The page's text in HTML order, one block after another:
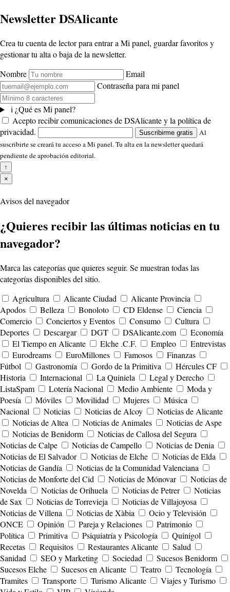
Newsletter DSAlicante
Crea tu cuenta de lector para entrar a Mi panel, guardar favoritos y
gestionar tu alta o baja de la newsletter.
Nombre
Email
Contraseña para mi panel
i¿Qué es Mi panel?
Acepto recibir comunicaciones de DSAlicante y la política de
privacidad.
Suscribirme gratis
Al
suscribirte se creará tu acceso a Mi panel. Tu alta en la newsletter quedará
pendiente de aprobación editorial.
↑
×
Avisos del navegador
¿Quieres recibir las últimas noticias en tu
navegador?
Marca las categorías que quieres seguir. Se muestran todas las
categorías disponibles del sitio.
Agricultura
Alicante Ciudad
Alicante Provincia
Apodos
Belleza Bonoloto CD Eldense
Ciencia
Comercio
Conciertos y Eventos Consumo
Cultura
Deportes
Descargar DGT DSAlicante.com
Economía
El Tiempo en Alicante
Elche .C.F. Empleo
Entrevistas
Eurodreams
EuroMillones Famosos
Finanzas
Fútbol
Gastronomía Gordo de la Primitiva
Hércules CF
Historia
Internacional La Quiniela
Legal y Derecho
ListaSpam
Lotería Nacional Medio Ambiente
Moda y
Poesía
Móviles Movilidad Mujeres
Música
Nacional
Noticias Noticias de Alcoy
Noticias de Alicante
Noticias de Altea
Noticias de Animales
Noticias de Aspe
Noticias de Benidorm
Noticias de Callosa del Segura
Noticias de Calpe
Noticias de Campello
Noticias de Denia
Noticias de El Salvador
Noticias de Elche
Noticias de Elda
Noticias de Gandía
Noticias de la Comunidad Valenciana
Noticias de Monforte del Cid
Noticias de Mónovar
Noticias de
Novelda
Noticias de Orihuela Noticias de Petrer
Noticias
de Sax
Noticias de Torrevieja
Noticias de Villajoyosa
Noticias de Villena
Noticias de Xàbia
Ocio y Televisión
ONCE
Opinión Pareja y Relaciones
Patrimonio
Política
Primitiva Psiquiatría y Psicología
Quinigol
Recetas
Requisitos Restaurantes Alicante
Salud
Sanidad
SEO y Marketing Sociedad
Sucesos Benidorm
Sucesos Elche
Sucesos en Alicante Teatro
Tecnología
Tramites
Transporte Turismo Alicante
Viajes y Turismo